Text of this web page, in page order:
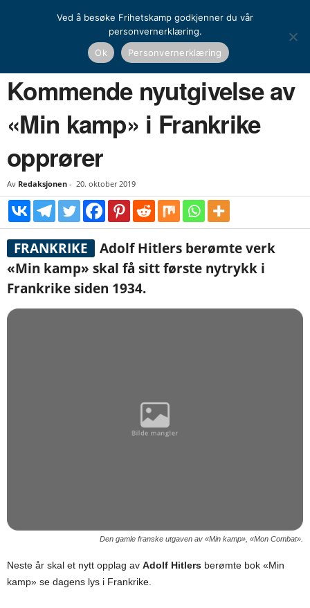
Kommende nyutgivelse av «Min kamp» i Frankrike opprører
Kommende nyutgivelse av
«Min kamp» i Frankrike
opprører
Av Redaksjonen - 20. oktober 2019
FRANKRIKE
Adolf Hitlers berømte verk
«Min kamp» skal få sitt første nytrykk i
Frankrike siden 1934.
Den gamle franske utgaven av «Min kamp», «Mon Combat».
Neste år skal et nytt opplag av Adolf Hitlers berømte bok «Min
kamp» se dagens lys i Frankrike.
Ved å besøke Frihetskamp godkjenner du vår
personvernerklæring.
Ok
Personvernerklæring